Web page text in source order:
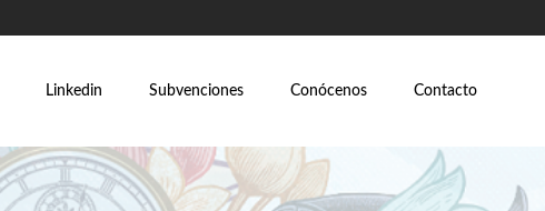
Linkedin Subvenciones Conócenos Contacto